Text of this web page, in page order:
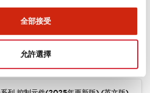
全部接受
允許選擇
認證與標準